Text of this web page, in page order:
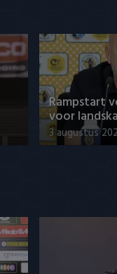
Rampstart
voor
3 augustus